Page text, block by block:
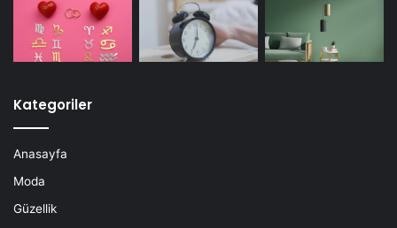
Kategoriler
Anasayfa
Moda
Güzellik